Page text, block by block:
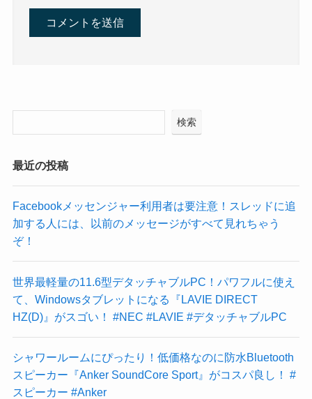
検索
最近の投稿
Facebookメッセンジャー利用者は要注意！スレッドに追
加する人には、以前のメッセージがすべて見れちゃう
ぞ！
世界最軽量の11.6型デタッチャブルPC！パワフルに使え
て、Windowsタブレットになる『LAVIE DIRECT
HZ(D)』がスゴい！ #NEC #LAVIE #デタッチャブルPC
シャワールームにぴったり！低価格なのに防水Bluetooth
スピーカー『Anker SoundCore Sport』がコスパ良し！ #
スピーカー #Anker